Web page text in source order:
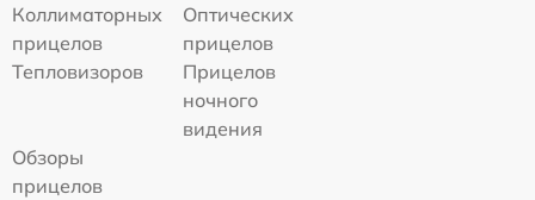
Коллиматорных
прицелов
Оптических
прицелов
Тепловизоров
Прицелов
ночного
видения
Обзоры
прицелов